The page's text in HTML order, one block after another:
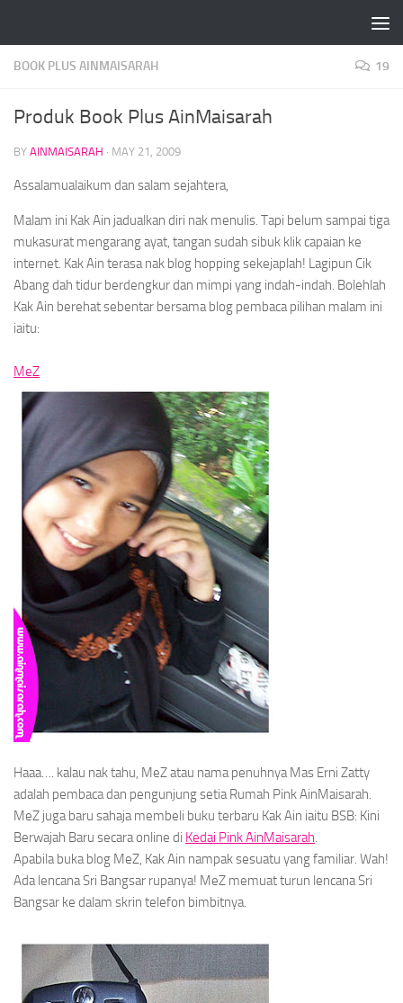
BOOK PLUS AINMAISARAH 19
Produk Book Plus AinMaisarah
BY AINMAISARAH · MAY 21, 2009
Assalamualaikum dan salam sejahtera,
Malam ini Kak Ain jadualkan diri nak menulis. Tapi belum sampai tiga
mukasurat mengarang ayat, tangan sudah sibuk klik capaian ke
internet. Kak Ain terasa nak blog hoppingsekejaplah! Lagipun Cik
Abang dah tidur berdengkur dan mimpi yang indah-indah. Bolehlah
Kak Ain berehat sebentar bersama blog pembaca pilihan malam ini
iaitu:
MeZ
Haaa…. kalau nak tahu, MeZ atau nama penuhnya Mas Erni Zatty
adalah pembaca dan pengunjung setia Rumah Pink AinMaisarah.
MeZ juga baru sahaja membeli buku terbaru Kak Ain iaitu BSB: Kini
Berwajah Baru secara online di Kedai Pink AinMaisarah.
Apabila buka blog MeZ, Kak Ain nampak sesuatu yangfamiliar. Wah!
Ada lencana Sri Bangsar rupanya! MeZ memuat turun lencana Sri
Bangsar ke dalam skrin telefon bimbitnya.